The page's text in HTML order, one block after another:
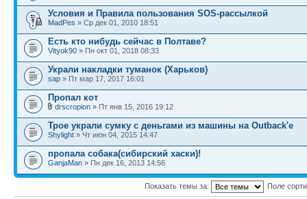
Условия и Правила пользования SOS-рассылкой
MadPes » Ср дек 01, 2010 18:51
Есть кто нибудь сейчас в Полтаве?
Vityok90 » Пн окт 01, 2018 08:33
Украли накладки туманок (Харьков)
sap » Пт мар 17, 2017 16:01
Пропал кот
drscropion » Пт янв 15, 2016 19:12
Трое украли сумку с деньгами из машины на Outback'e
Shylight » Чт июн 04, 2015 14:47
пропала собака(сибирский хаски)!
GanjaMan » Пн дек 16, 2013 14:56
Показать темы за: Поле